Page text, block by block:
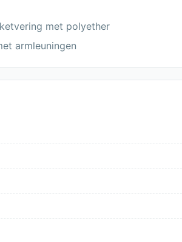
met polyether
armleuningen